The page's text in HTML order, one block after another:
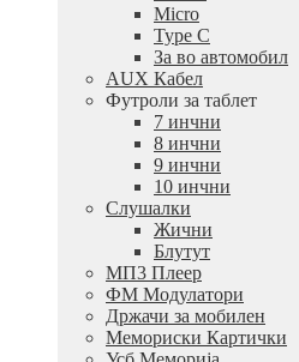
Micro
Type C
За во автомобил
AUX Кабел
Футроли за таблет
7 инчни
8 инчни
9 инчни
10 инчни
Слушалки
Жични
Блутут
МП3 Плеер
ФМ Модулатори
Држачи за мобилен
Мемориски Картички